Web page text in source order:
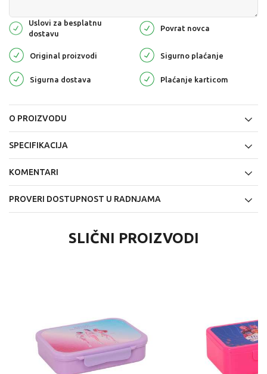
Uslovi za besplatnu
dostavu
Povrat novca
Original proizvodi Sigurno plaćanje
Sigurna dostava Plaćanje karticom
O PROIZVODU
SPECIFIKACIJA
KOMENTARI
PROVERI DOSTUPNOST U RADNJAMA
SLIČNI PROIZVODI